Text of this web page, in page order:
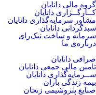
گروه مالی دانایان
کــارگــزاری دانایان
مشاور سرمایه‌گذاری دانایان
سبدگردانی دانایان
سرمایه و ساخت نیک‌رای
درباره‌ی ما
صرافی دانایان
تامین مالی جمعی دانایان
ســرمایه‌گذاری دانایان
بیمه زندگی باران
صنایع پتروشیمی زنجان